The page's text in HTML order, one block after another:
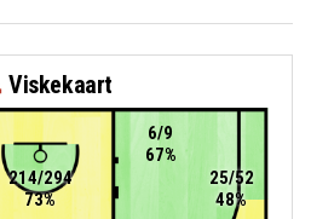
Viskekaart
6/9
67%
214/294
73%
25/52
48%